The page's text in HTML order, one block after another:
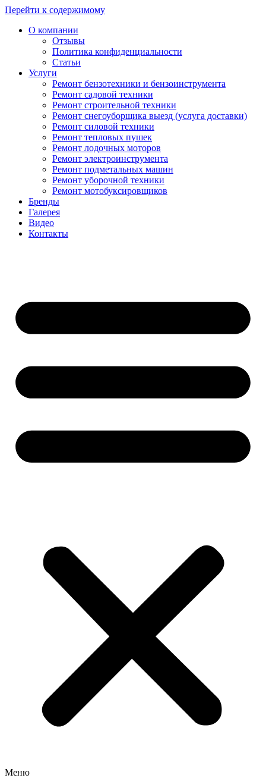
Перейти к содержимому
О компании
Отзывы
Политика конфиденциальности
Статьи
Услуги
Ремонт бензотехники и бензоинструмента
Ремонт садовой техники
Ремонт строительной техники
Ремонт снегоуборщика выезд (услуга доставки)
Ремонт силовой техники
Ремонт тепловых пушек
Ремонт лодочных моторов
Ремонт электроинструмента
Ремонт подметальных машин
Ремонт уборочной техники
Ремонт мотобуксировщиков
Бренды
Галерея
Видео
Контакты
Меню